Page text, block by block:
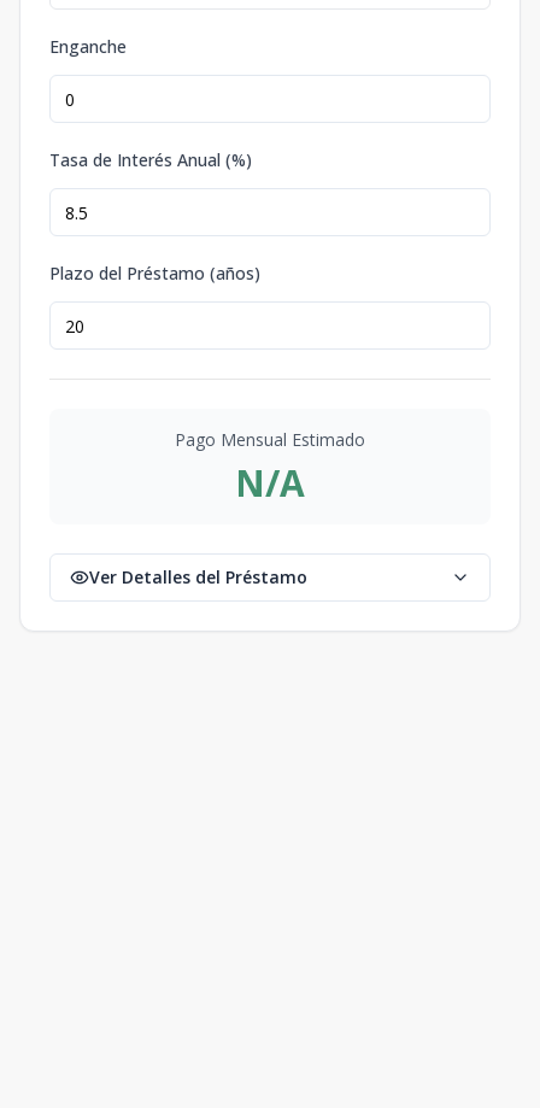
Enganche
Tasa de Interés Anual (%)
Plazo del Préstamo (años)
Pago Mensual Estimado
N/A
Ver Detalles del Préstamo